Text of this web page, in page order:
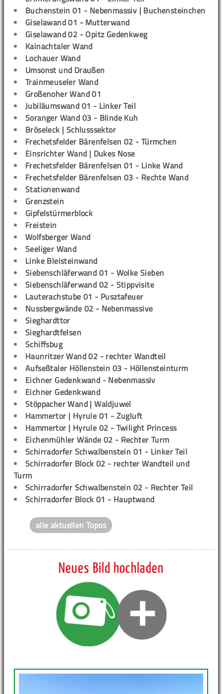
Buchenstein 01 - Nebenmassiv | Buchensteinchen
Giselawand 01 - Mutterwand
Giselawand 02 - Opitz Gedenkweg
Kainachtaler Wand
Lochauer Wand
Umsonst und Draußen
Trainmeuseler Wand
Großenoher Wand 01
Jubiläumswand 01 - Linker Teil
Soranger Wand 03 - Blinde Kuh
Bröseleck | Schlusssektor
Frechetsfelder Bärenfelsen 02 - Türmchen
Einsrichter Wand | Dukes Nose
Frechetsfelder Bärenfelsen 01 - Linke Wand
Frechetsfelder Bärenfelsen 03 - Rechte Wand
Stationenwand
Grenzstein
Gipfelstürmerblock
Freistein
Wolfsberger Wand
Seeliger Wand
Linke Bleisteinwand
Siebenschläferwand 01 - Wolke Sieben
Siebenschläferwand 02 - Stippvisite
Lauterachstube 01 - Pusztafeuer
Nussbergwände 02 - Nebenmassive
Sieghardttor
Sieghardtfelsen
Schiffsbug
Haunritzer Wand 02 - rechter Wandteil
Aufseßtaler Höllenstein 03 - Höllensteinturm
Eichner Gedenkwand - Nebenmassiv
Eichner Gedenkwand
Stöppacher Wand | Waldjuwel
Hammertor | Hyrule 01 - Zugluft
Hammertor | Hyrule 02 - Twilight Princess
Eichenmühler Wände 02 - Rechter Turm
Schirradorfer Schwalbenstein 01 - Linker Teil
Schirradorfer Block 02 - rechter Wandteil und
Turm
Schirradorfer Schwalbenstein 02 - Rechter Teil
Schirradorfer Block 01 - Hauptwand
alle aktuellen Topos
Neues Bild hochladen